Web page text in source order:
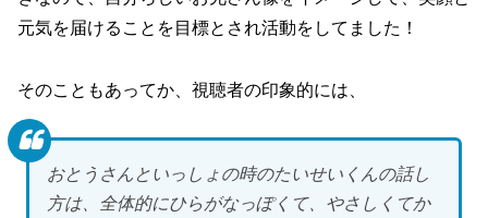
元気を届けることを目標とされ活動をしてました！
そのこともあってか、視聴者の印象的には、
おとうさんといっしょの時のたいせいくんの話し
方は、全体的にひらがなっぽくて、やさしくてか